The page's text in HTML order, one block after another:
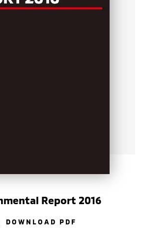
Report 2016
DOWNLOAD PDF